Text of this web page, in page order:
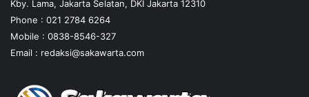
Kby. Lama, Jakarta Selatan, DKI Jakarta 12310
Phone : 021 2784 6264
Mobile : 0838-8546-327
Email : redaksi@sakawarta.com